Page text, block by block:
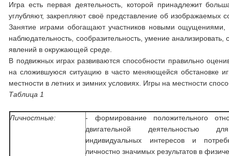
Игра есть первая деятельность, которой принадлежит
углубляют, закрепляют своё представление об изображаемых
Занятие играми обогащают участников новыми
наблюдательность, сообразительность, умение
явлений в окружающей среде.
В подвижных играх развиваются способности правильно
на сложившуюся ситуацию в часто меняющейся обстановке
местности в летних и зимних условиях. Игры на местности
Таблица 1
Личностные:
- формирование положительного
двигательной деятельностью
индивидуальных интересов и
личностно значимых результатов в